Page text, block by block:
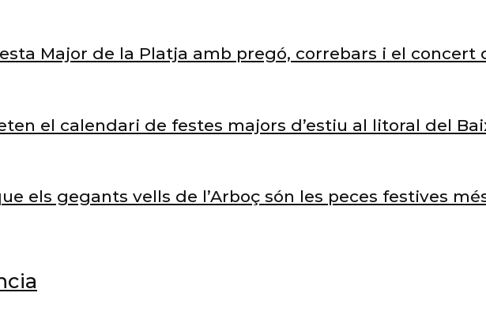
Major de la Platja amb pregó, correbars i el concert
el calendari de festes majors d’estiu al litoral del
els gegants vells de l’Arboç són les peces festives